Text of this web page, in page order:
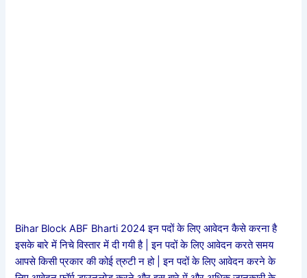
Bihar Block ABF Bharti 2024 इन पदों के लिए आवेदन कैसे करना है
इसके बारे में निचे विस्तार में दी गयी है | इन पदों के लिए आवेदन करते समय
आपसे किसी प्रकार की कोई त्रुटी न हो | इन पदों के लिए आवेदन करने के